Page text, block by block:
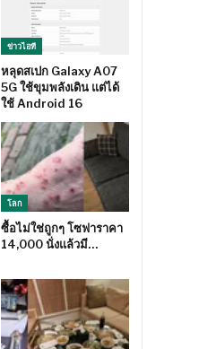
ข่าวไอที
หลุดสเปก Galaxy A07
5G ใช้ขุมพลังเดิน แต่ได้
ใช้ Android 16
โลก
ซื้อไม่ใช่ถูกๆ โซฟาราคา
14,000 นั่งแล้วมี…